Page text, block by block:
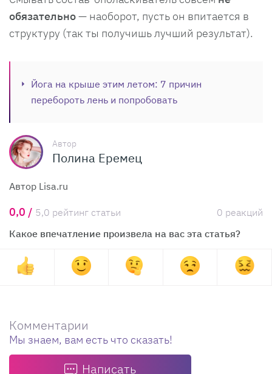
обязательно— наоборот, пусть он впитается в
структуру (так ты получишь лучший результат).
Йога на крыше этим летом: 7 причин
перебороть лень и попробовать
Автор
Полина Еремец
Автор Lisa.ru
0,0 / 5,0 рейтинг статьи
0 реакций
Какое впечатление произвела на вас эта статья?
Комментарии
Мы знаем, вам есть что сказать!
Написать